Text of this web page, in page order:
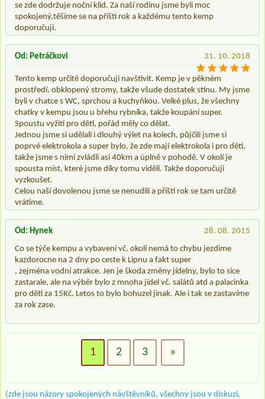
se zde dodržuje noční klid. Za naší rodinu jsme byli moc
spokojený,těšíme se na příští rok a každému tento kemp
doporučuji.
31. 10. 2018
Od: Petráčkovi
Tento kemp určitě doporučuji navštívit. Kemp je v pěkném
prostředí, obklopený stromy, takže všude dostatek stínu. My jsme
byli v chatce s WC, sprchou a kuchyňkou. Velké plus, že všechny
chatky v kempu jsou u břehu rybníka, takže koupání super.
Spoustu vyžití pro děti, pořád měly co dělat.
Jednou jsme si udělali i dlouhý výlet na kolech, půjčili jsme si
poprvé elektrokola a super bylo, že zde mají elektrokola i pro děti,
takže jsme s nimi zvládli asi 40km a úplně v pohodě. V okolí je
spousta míst, které jsme díky tomu viděli. Takže doporučuji
vyzkoušet.
Celou naší dovolenou jsme se nenudili a příští rok se tam určitě
vrátíme.
28. 08. 2015
Od: Hynek
Co se týče kempu a vybavení vč. okolí nemá to chybu jezdime
kazdorocne na 2 dny po ceste k Lipnu a fakt super
, zejména vodní atrakce. Jen je škoda změny jídelny, bylo to sice
zastarale, ale na výběr bylo z mnoha jídel vč. salátů atd a palacinka
pro děti za 15Kč. Letos to bylo bohuzel jinak. Ale i tak se zastavíme
za rok zase.
1 2 3 »
(zde jsou názory spokojených návštěvníků, všechny jsou v diskuzi,